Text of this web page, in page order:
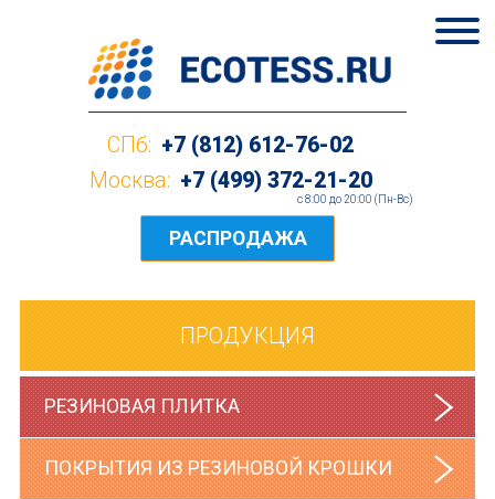
СПб: +7 (812) 612-76-02
Москва: +7 (499) 372-21-20
c 8:00 до 20:00 (Пн-Вс)
РАСПРОДАЖА
ПРОДУКЦИЯ
РЕЗИНОВАЯ ПЛИТКА
ПОКРЫТИЯ ИЗ РЕЗИНОВОЙ КРОШКИ